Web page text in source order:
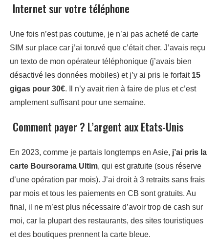
Internet sur votre téléphone
Une fois n’est pas coutume, je n’ai pas acheté de carte
SIM sur place car j’ai toruvé que c’était cher. J’avais reçu
un texto de mon opérateur téléphonique (j’avais bien
désactivé les données mobiles) et j’y ai pris le forfait 15
gigas pour 30€. Il n’y avait rien à faire de plus et c’est
amplement suffisant pour une semaine.
Comment payer ? L’argent aux Etats-Unis
En 2023, comme je partais longtemps en Asie, j’ai pris la
carte Boursorama Ultim, qui est gratuite (sous réserve
d’une opération par mois). J’ai droit à 3 retraits sans frais
par mois et tous les paiements en CB sont gratuits. Au
final, il ne m’est plus nécessaire d’avoir trop de cash sur
moi, car la plupart des restaurants, des sites touristiques
et des boutiques prennent la carte bleue.